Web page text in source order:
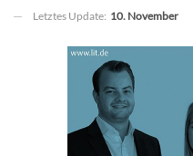
Letztes Update: 10. November